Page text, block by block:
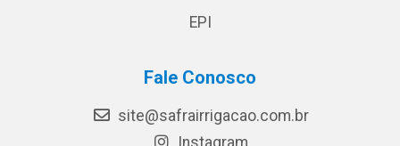
EPI
Fale Conosco
site@safrairrigacao.com.br
Instagram